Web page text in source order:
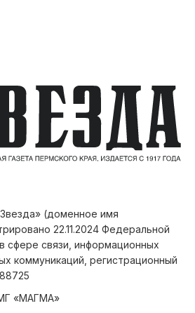
(доменное имя
22.11.2024 Федеральной
сфере связи, информационных
коммуникаций, регистрационный
«МАГМА»